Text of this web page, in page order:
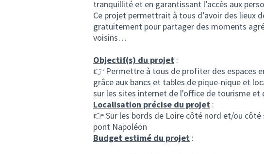
tranquillité et en garantissant l’accès aux
Ce projet permettrait à tous d’avoir des lieux
gratuitement pour partager des moments
voisins…
Objectif(s) du projet :
👉 Permettre à tous de profiter des espaces
grâce aux bancs et tables de pique-nique et
sur les sites internet de l'office de tourisme et
Localisation précise du projet :
👉 Sur les bords de Loire côté nord et/ou
pont Napoléon
Budget estimé du projet :